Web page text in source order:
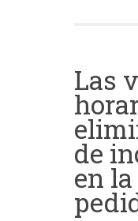
Las
de
en